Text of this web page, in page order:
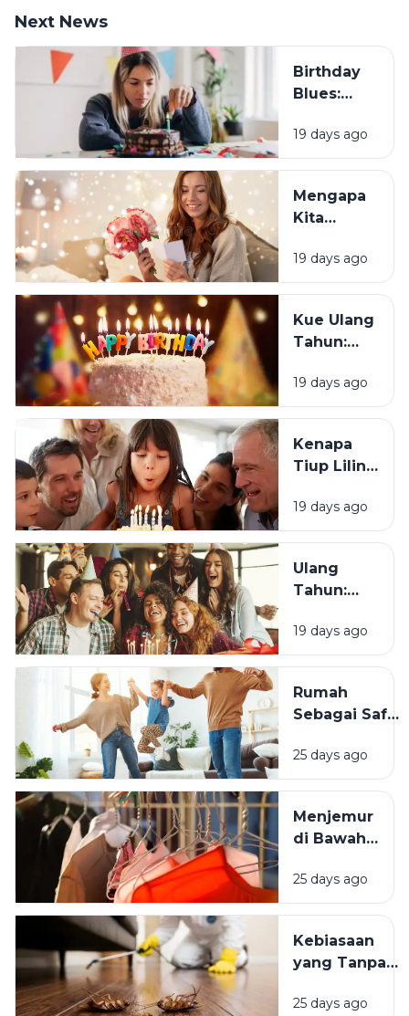
Next News
Birthday
Blues:
Sebagian
Orang
Merasa
Sedih Saat
Tahun?
19 days ago
Mengapa
Kita
Mendapat
Ucapan
Tahun?
19 days ago
Kue Ulang
Tahun:
Tradisi Ini
Berawal?
19 days ago
Kenapa
Tiup Lilin
Tradisi
Saat Ulang
19 days ago
Ulang
Tahun:
Momen
Bertambah
Terasa
Istimewa?
19 days ago
Rumah
Sebagai Safe
Mengapa
Lingkungan
Tinggal yang
Bersih
Kesejahteraan
Kita?
25 days ago
Menjemur
di Bawah
atau Di
Tempat
Mana yang
Lebih
25 days ago
Kebiasaan
yang Tanpa
Mengundang
25 days ago